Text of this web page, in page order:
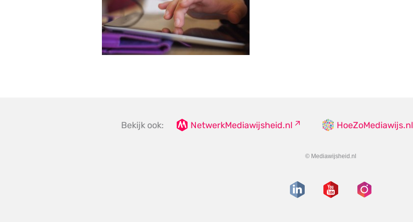
Bekijk ook: NetwerkMediawijsheid.nl HoeZoMediawijs.nl
© Mediawijsheid.nl